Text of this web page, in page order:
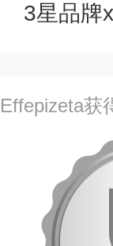
3星品牌
Effepizeta获